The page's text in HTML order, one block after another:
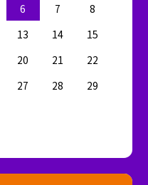
6 7
8
13 14
15
20 21
22
27 28
29